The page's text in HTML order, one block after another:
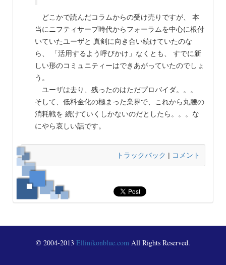
どこかで読んだコラムからの受け売りですが、 本
当にニフティサーブ時代からフォーラムを中心に根付
いていたユーザと 真剣に向き合い続けていたのな
ら、 「活用するよう呼びかけ」なくとも、 すでに新
しい形のコミュニティーはできあがっていたのでしょ
う。
ユーザは去り、残ったのはただプロバイダ。。。
そして、低料金化の極まった業界で、これから丸腰の
消耗戦を 続けていくしかないのだとしたら。。。な
にやら哀しい話です。
トラックバック | コメント
© 2004-2013 Ellinikonblue.com All Rights Reserved.